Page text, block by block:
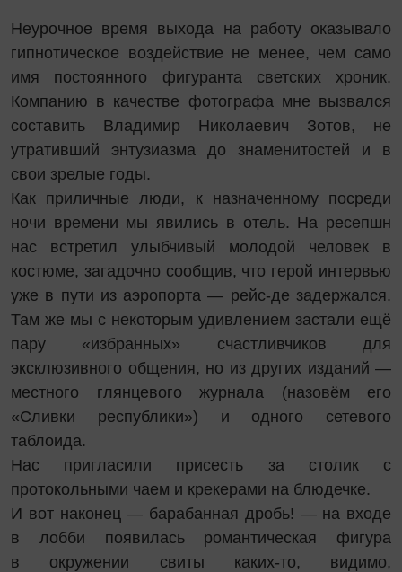
Неурочное время выхода на работу оказывало
гипнотическое воздействие не менее, чем само
имя постоянного фигуранта светских хроник.
Компанию в качестве фотографа мне вызвался
составить Владимир Николаевич Зотов, не
утративший энтузиазма до знаменитостей и в
свои зрелые годы.
Как приличные люди, к назначенному посреди
ночи времени мы явились в отель. На ресепшн
нас встретил улыбчивый молодой человек в
костюме, загадочно сообщив, что герой интервью
уже в пути из аэропорта — рейс-де задержался.
Там же мы с некоторым удивлением застали ещё
пару «избранных» счастливчиков для
эксклюзивного общения, но из других изданий —
местного глянцевого журнала (назовём его
«Сливки республики») и одного сетевого
таблоида.
Нас пригласили присесть за столик с
протокольными чаем и крекерами на блюдечке.
И вот наконец — барабанная дробь! — на входе
в лобби появилась романтическая фигура
в окружении свиты каких-то, видимо,